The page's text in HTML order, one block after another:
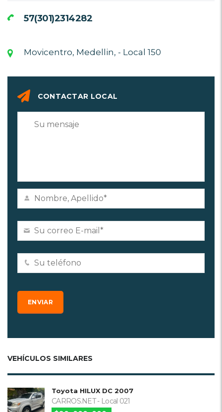
57(301)2314282
Movicentro, Medellin, - Local 150
CONTACTAR LOCAL
VEHÍCULOS SIMILARES
Toyota HILUX DC 2007
CARROS.NET - Local 021